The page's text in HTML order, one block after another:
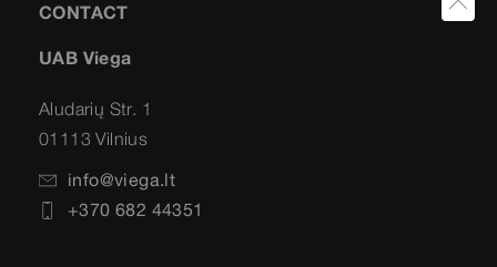
CONTACT
UAB Viega
Aludarių Str. 1
01113 Vilnius
info@viega.lt
+370 682 44351